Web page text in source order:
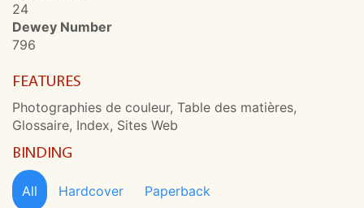
24
Dewey Number
796
FEATURES
Photographies de couleur, Table des matières,
Glossaire, Index, Sites Web
BINDING
All Hardcover Paperback